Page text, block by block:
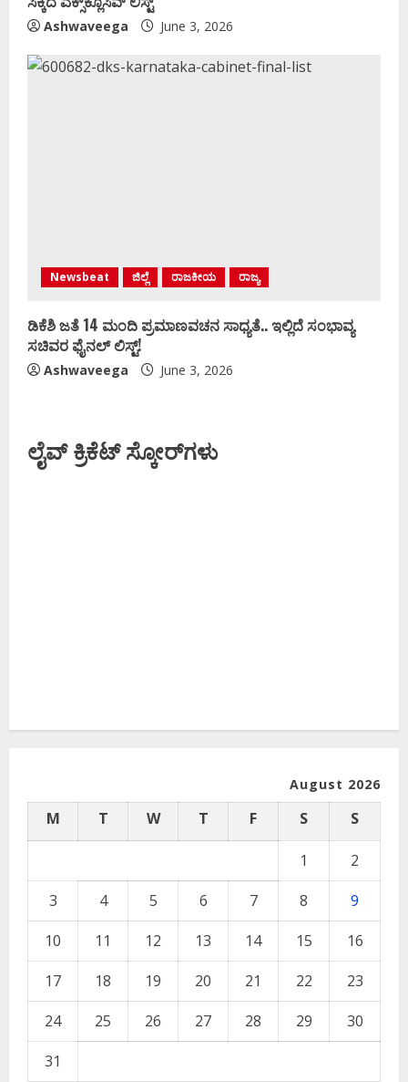
Ashwaveega June 3, 2026
Newsbeat ಜಿಲ್ಲೆ ರಾಜಕೀಯ ರಾಜ್ಯ
ಡಿಕೆಶಿ ಜತೆ 14 ಮಂದಿ ಪ್ರಮಾಣವಚನ ಸಾಧ್ಯತೆ.. ಇಲ್ಲಿದೆ ಸಂಭಾವ್ಯ
ಸಚಿವರ ಫೈನಲ್ ಲಿಸ್ಟ್‌!
Ashwaveega June 3, 2026
ಲೈವ್ ಕ್ರಿಕೆಟ್ ಸ್ಕೋರ್‌ಗಳು
August 2026
M T W T F S S
1
2
3
4 5 6 7 8
9
10
11 12 13 14 15
16
17
18 19 20 21 22
23
24
25 26 27 28 29
30
31